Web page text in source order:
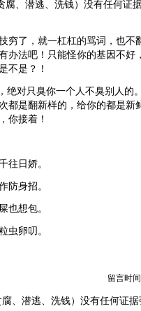
腐、潜逃、洗钱）没有任何证
穷了，就一杠杠的骂词，也不
办法吧！只能怪你的基因不好
不是？！
绝对只臭你一个人不臭别人的
都是翻新样的，给你的都是新
你接着！
往日娇。
防身招。
也想包。
虫卵叨。
留言时
、潜逃、洗钱）没有任何证